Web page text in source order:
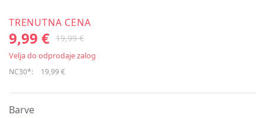
TRENUTNA CENA
9,99 € 19,99 €
Velja do odprodaje zalog
NC30*: 19,99 €
Barve